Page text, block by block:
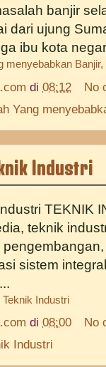
banjir
dari ujung
ibu kota
menyebabkan
di 08:12
No
Yang
Industri
TEKNIK
teknik
sistem
Industri
di 08:00
No
Industri